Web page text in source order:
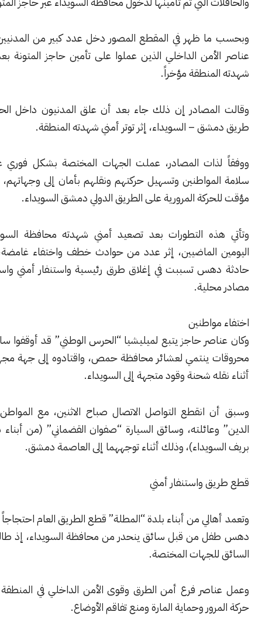
ظهر في المقطع المصور دخل عدد كبير من المدنيين بمساعدة
الداخلي الذين عملوا على تأمين حاجز المتونة بعد توتر أمني
مؤخراً.
إن ذلك جاء بعد أن علق المدنيون داخل الحافلات على
– السويداء، إثر توتر أمني شهدته المنطقة.
المصادر، عملت الجهات المختصة بشكل فوري على ضمان
وتسهيل حركتهم ونقلهم بأمان إلى وجهاتهم، بعد انقطاع
المرورية على الطريق الدولي دمشق السويداء.
التطورات بعد تصعيد أمني شهدته محافظة السويداء، خلال
الماضيين، إثر عدد من حوادث خطف واختفاء غامضة، إلى جانب
تسببت في إغلاق طرق رئيسية واستنفار أمني واسع، بحسب
حاجز يتبع لميليشيا “الحرس الوطني” قد أوقفوا سائق صهريج
ينتمي لعشائر محافظة حمص، واقتادوه إلى جهة مجهولة، وذلك
شحنة وقود متجهة إلى السويداء.
انقطع التواصل الاتصال صباح الاثنين، مع المواطن “رائد زين
وسائق السيارة “صفوان القضماني” (من أبناء بلدة قنوات
وذلك أثناء توجههما إلى العاصمة دمشق.
واستنفار أمني
من أبناء بلدة “المطلة” قطع الطريق العام احتجاجاً على حادث
من قبل سائق ينحدر من محافظة السويداء، إذ طالبوا بتسليم
المختصة.
فرع أمن الطرق وقوى الأمن الداخلي في المنطقة على تأمين
وحماية المارة ومنع تفاقم الأوضاع.